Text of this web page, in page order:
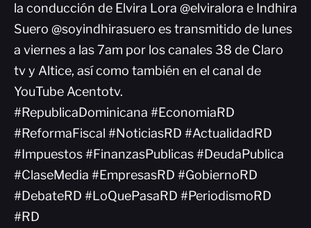
la conducción de Elvira Lora @elviralora e Indhira
Suero @soyindhirasuero es transmitido de lunes
a viernes a las 7am por los canales 38 de Claro
tv y Altice, así como también en el canal de
YouTube Acentotv.
#RepublicaDominicana #EconomiaRD
#ReformaFiscal #NoticiasRD #ActualidadRD
#Impuestos #FinanzasPublicas #DeudaPublica
#ClaseMedia #EmpresasRD #GobiernoRD
#DebateRD #LoQuePasaRD #PeriodismoRD
#RD